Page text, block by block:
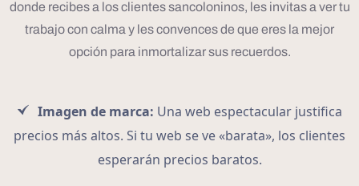
donde recibes a los clientes sancoloninos, les invitas a ver tu
trabajo con calma y les convences de que eres la mejor
opción para inmortalizar sus recuerdos.
Imagen de marca: Una web espectacular justifica
precios más altos. Si tu web se ve «barata», los clientes
esperarán precios baratos.